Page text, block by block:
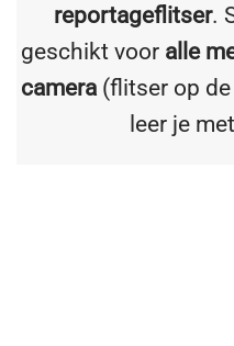
reportageflitser.
geschikt voor alle
camera (flitser op
leer je